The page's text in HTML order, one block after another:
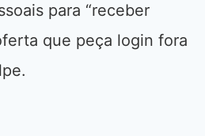
para “receber
que peça login fora